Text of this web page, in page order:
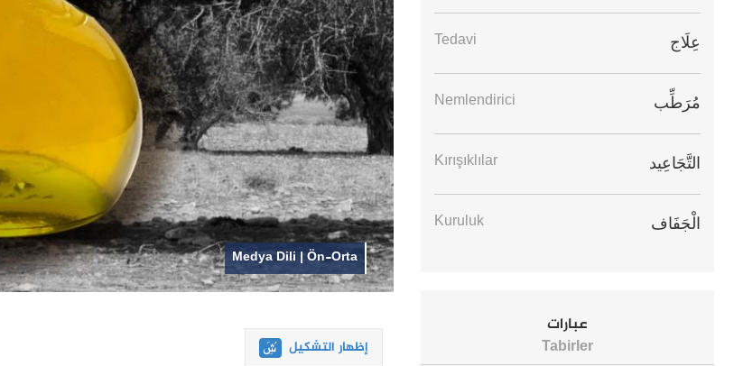
Medya Dili | Ön-Orta
إظهار التشكيل
عِلَاج Tedavi
مُرَطِّب Nemlendirici
التَّجَاعِيد Kırışıklılar
الْجَفَاف Kuruluk
عبارات
Tabirler